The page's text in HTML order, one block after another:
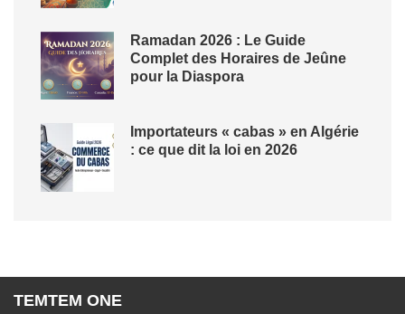
Ramadan 2026 : Le Guide
Complet des Horaires de Jeûne
pour la Diaspora
Importateurs « cabas » en Algérie
: ce que dit la loi en 2026
TEMTEM ONE